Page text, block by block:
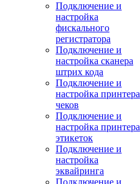
Подключение и
настройка
фискального
регистратора
Подключение и
настройка сканера
штрих кода
Подключение и
настройка принтера
чеков
Подключение и
настройка принтера
этикеток
Подключение и
настройка
эквайринга
Подключение и